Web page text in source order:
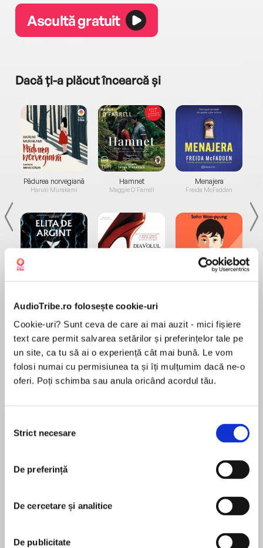
AudioTribe.ro folosește cookie-uri
Cookie-uri? Sunt ceva de care ai mai auzit - mici fișiere
text care permit salvarea setărilor și preferințelor tale pe
un site, ca tu să ai o experiență cât mai bună. Le vom
folosi numai cu permisiunea ta și îți mulțumim dacă ne-o
oferi. Poți schimba sau anula oricând acordul tău.
consimțământului
Strict necesare
De preferință
De cercetare și analitice
De publicitate
Ascultă gratuit
Dacă ți-a plăcut încearcă și
Pădurea norvegiană
Haruki Murakami
Hamnet
Maggie O'Farrell
Menajera
Freida McFadden
Desprecarte
Nicholas Coughlan și Isabel Gore cresc în două
obsedat de viziunea divină, iar ea trăiește în
umbra fratelui său genial, distrus de boală.
insulă bătută de vânt, acolo unde destinul și
pierderilor îndurate. Patru scrisori de dragoste
este o poveste tulburătoare despre suferință,
Traducere de Dorina Tătăran
Recenzii
Splendida